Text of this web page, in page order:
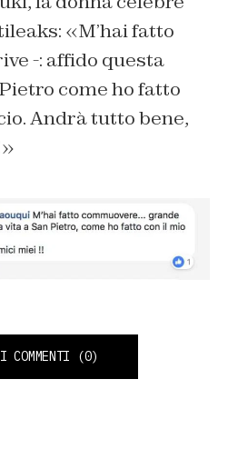
«M’hai fatto
-: affido questa
come ho fatto
Andrà tutto bene,
COMMENTI (0)